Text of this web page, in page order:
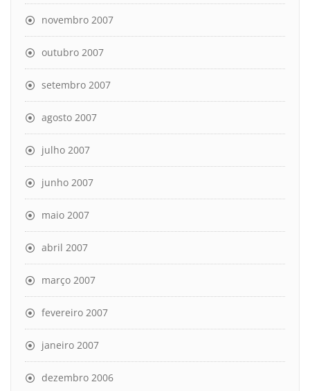
novembro 2007
outubro 2007
setembro 2007
agosto 2007
julho 2007
junho 2007
maio 2007
abril 2007
março 2007
fevereiro 2007
janeiro 2007
dezembro 2006